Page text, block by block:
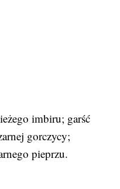
imbiru; garść
gorczycy;
pieprzu.